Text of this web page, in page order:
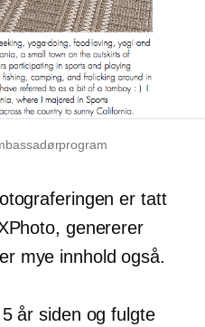
er tatt
genererer
mye innhold også.
år siden og fulgte